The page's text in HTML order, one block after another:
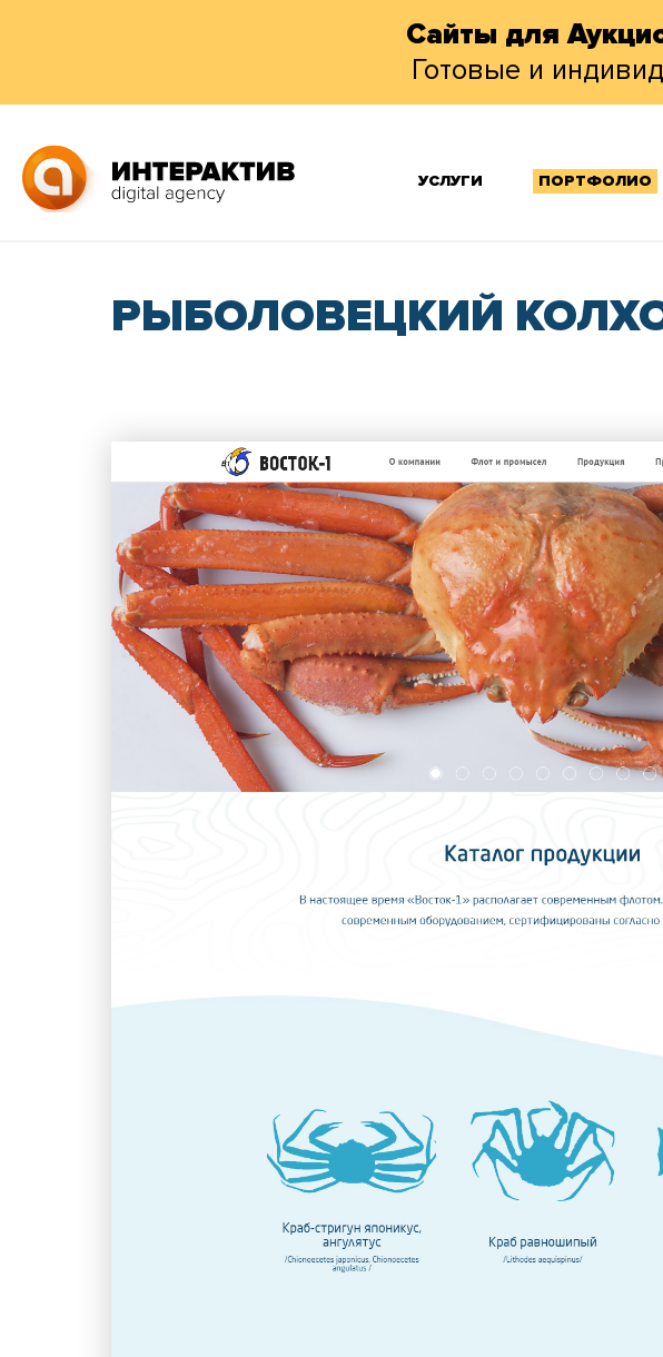
Сайты для
Готовые и
УСЛУГИ ПОРТФОЛИО
РЫБОЛОВЕЦКИЙ